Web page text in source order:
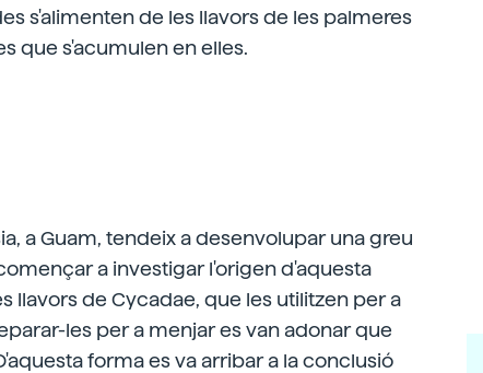
s'alimenten de les llavors de les palmeres
que s'acumulen en elles.
a Guam, tendeix a desenvolupar una greu
a investigar l'origen d'aquesta
llavors de Cycadae, que les utilitzen per a
les per a menjar es van adonar que
forma es va arribar a la conclusió